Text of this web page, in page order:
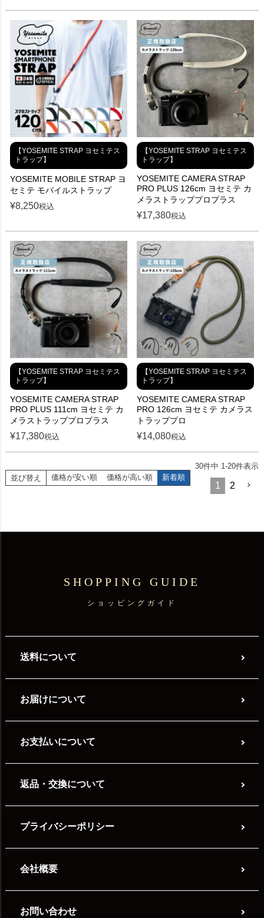
【YOSEMITE STRAP ヨセミテス
トラップ】
YOSEMITE MOBILE STRAP ヨ
セミテ モバイルストラップ
¥8,250税込
【YOSEMITE STRAP ヨセミテス
トラップ】
YOSEMITE CAMERA STRAP
PRO PLUS 126cm ヨセミテ カ
メラストラッププロプラス
¥17,380税込
【YOSEMITE STRAP ヨセミテス
トラップ】
YOSEMITE CAMERA STRAP
PRO PLUS 111cm ヨセミテ カ
メラストラッププロプラス
¥17,380税込
【YOSEMITE STRAP ヨセミテス
トラップ】
YOSEMITE CAMERA STRAP
PRO 126cm ヨセミテ カメラス
トラッププロ
¥14,080税込
並び替え 価格が安い順 価格が高い順 新着順
30件中 1-20件表示
1 2
SHOPPING GUIDE
ショッピングガイド
送料について
お届けについて
お支払いについて
返品・交換について
プライバシーポリシー
会社概要
お問い合わせ